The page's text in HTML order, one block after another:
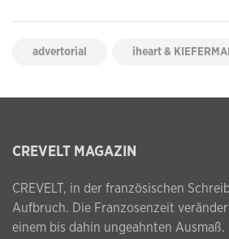
advertorial iheart &
CREVELT MAGAZIN
CREVELT, in der französischen
Aufbruch. Die Franzosenzeit
einem bis dahin ungeahnten Ausmaß.